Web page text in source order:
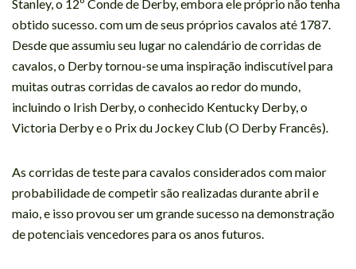
Stanley, o 12º Conde de Derby, embora ele próprio não tenha
obtido sucesso. com um de seus próprios cavalos até 1787.
Desde que assumiu seu lugar no calendário de corridas de
cavalos, o Derby tornou-se uma inspiração indiscutível para
muitas outras corridas de cavalos ao redor do mundo,
incluindo o Irish Derby, o conhecido Kentucky Derby, o
Victoria Derby e o Prix du Jockey Club (O Derby Francês).
As corridas de teste para cavalos considerados com maior
probabilidade de competir são realizadas durante abril e
maio, e isso provou ser um grande sucesso na demonstração
de potenciais vencedores para os anos futuros.